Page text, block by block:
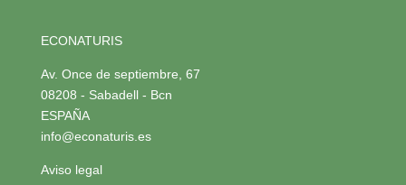
ECONATURIS
Av. Once de septiembre, 67
08208 - Sabadell - Bcn
ESPAÑA
info@econaturis.es
Aviso legal